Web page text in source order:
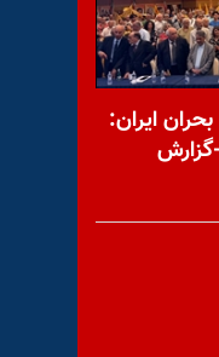
تیمور
ایران:
گزارش